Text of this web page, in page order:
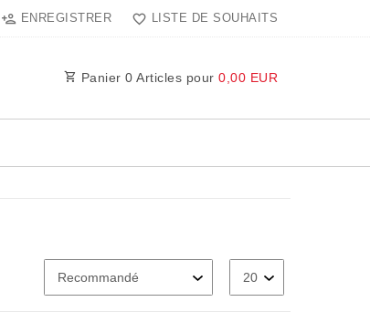
ENREGISTRER LISTE DE SOUHAITS
Panier 0 Articles pour 0,00 EUR